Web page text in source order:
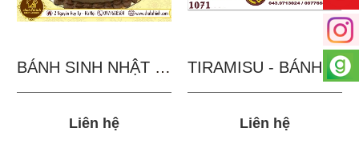
BÁNH SINH NHẬT IN...
Liên hệ
TIRAMISU - BÁNH TẶNG...
Liên hệ